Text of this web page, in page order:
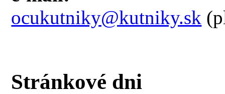
ocukutniky@kutniky.sk
Stránkové dni